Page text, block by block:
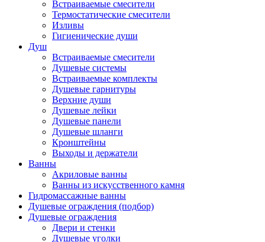
Встраиваемые смесители
Термостатические смесители
Изливы
Гигиенические души
Душ
Встраиваемые смесители
Душевые системы
Встраиваемые комплекты
Душевые гарнитуры
Верхние души
Душевые лейки
Душевые панели
Душевые шланги
Кронштейны
Выходы и держатели
Ванны
Акриловые ванны
Ванны из искусственного камня
Гидромассажные ванны
Душевые ограждения (подбор)
Душевые ограждения
Двери и стенки
Душевые уголки